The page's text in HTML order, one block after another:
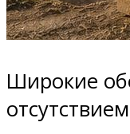
Широкие